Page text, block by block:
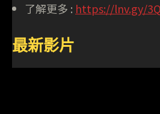
了解更多 : https://lnv.gy/
最新影片